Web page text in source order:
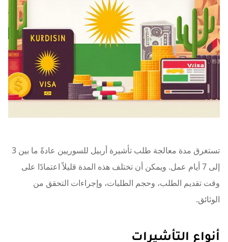
تستغرق مدة معالجة طلب تأشيرة أربيل للسوريين عادةً ما بين 3
إلى 7 أيام عمل. ويمكن أن تختلف هذه المدة قليلاً اعتمادًا على
وقت تقديم الطلب، وحجم الطلبات، وإجراءات التحقق من
الوثائق.
أنواع التأشيرات